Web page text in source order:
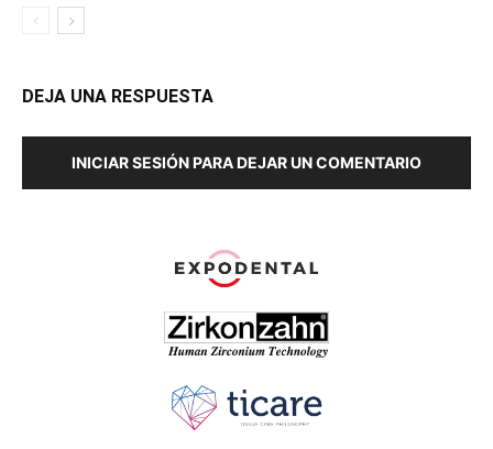
DEJA UNA RESPUESTA
INICIAR SESIÓN PARA DEJAR UN COMENTARIO